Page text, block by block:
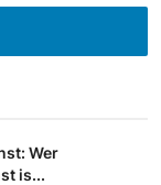
Wer
is...